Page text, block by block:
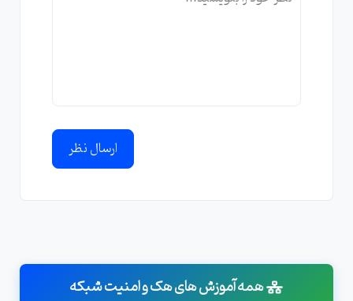
ارسال نظر
همه آموزش های هک و امنیت شبکه